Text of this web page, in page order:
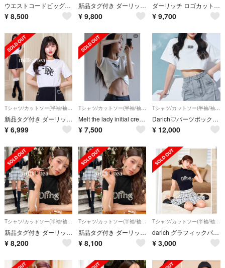
ウエストコードビッグTシャツ
¥ 8,500
新品タグ付き ダーリッチ ロゴビッグTシャツ ブラック
¥ 9,800
ダーリッチ ロゴカットロングワンピース ブラック
¥ 9,700
Tシャツ/カットソー(半袖/袖なし)
新品タグ付き ダーリッチ モノグラムTシャツ ホワイト
¥ 6,999
Tシャツ/カットソー(半袖/袖なし)
Melt the lady initial crew neck T-shirt
¥ 7,500
Tシャツ/カットソー(半袖/袖なし)
Darich♡パーツボックスショートTシャツ♡新品未使用タグ付き
¥ 12,000
Tシャツ/カットソー(半袖/袖なし)
新品タグ付き ダーリッチ グラフィックパールTシャツ ブラック 黒 free
¥ 8,200
Tシャツ/カットソー(半袖/袖なし)
新品タグ付き ダーリッチ グラフィックパールTシャツ ブラック 黒 free
¥ 8,100
Tシャツ/カットソー(半袖/袖なし)
darich グラフィックパールTシャツ
¥ 3,000